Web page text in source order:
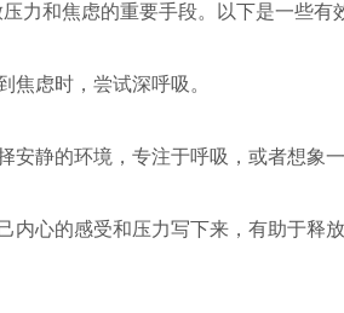
力和焦虑的重要手段。以下是一些有
焦虑时，尝试深呼吸。
安静的环境，专注于呼吸，或者想象
内心的感受和压力写下来，有助于释